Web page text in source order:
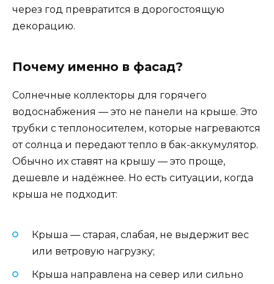
через год превратится в дорогостоящую
декорацию.
Почему именно в фасад?
Солнечные коллекторы для горячего
водоснабжения — это не панели на крыше. Это
трубки с теплоносителем, которые нагреваются
от солнца и передают тепло в бак-аккумулятор.
Обычно их ставят на крышу — это проще,
дешевле и надёжнее. Но есть ситуации, когда
крыша не подходит:
Крыша — старая, слабая, не выдержит вес
или ветровую нагрузку;
Крыша направлена на север или сильно